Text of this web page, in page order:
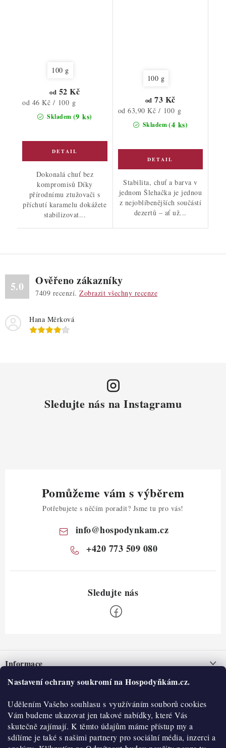
Nastavení ochrany soukromí na Hospodyňkám.cz.
Udělením Vašeho souhlasu s využíváním souborů cookies
Vám budeme ukazovat jen takové nabídky, které Vás
skutečně zajímají. K těmto údajům máme přístup my a
sdílíme je také s našimi partnery pro sociální média, inzerci a
100 g
Skladem (9 ks)
od 52 Kč
Měrná
od 46 Kč / 100 g
Dokonalá chuť bez
kompromisů Díky
přírodnímu ztužovači s
příchutí karamelu dokážete
stabilizovat...
100 g
Skladem(4 ks)
od 73 Kč
Měrná
od 63,90 Kč / 100 g
Stabilita, chuť a barva v
jednom Šlehačka je jednou
z nejoblíbenějších součástí
dezertů – ať už...
5.0 Ověřeno zákazníky
7409 recenzí. Zobrazit všechny recenze
Hana Měrková
Sledujte nás na Instagramu
Pomůžeme vám s výběrem
Potřebujete s něčím poradit? Jsme tu pro vás!
info@hospodynkam.cz
+420 773 509 080
pInformace
Nepřevzetí zásilky na dobírku
Obchodní podmínky
Hodnocení obchodu
Blog
O nás
Historie
Kontakty
O nákupu
Reklamace a vratky